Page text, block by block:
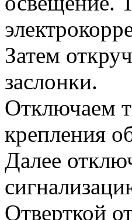
Затем
заслонки.
Отключаем
крепления
Далее
Отверткой